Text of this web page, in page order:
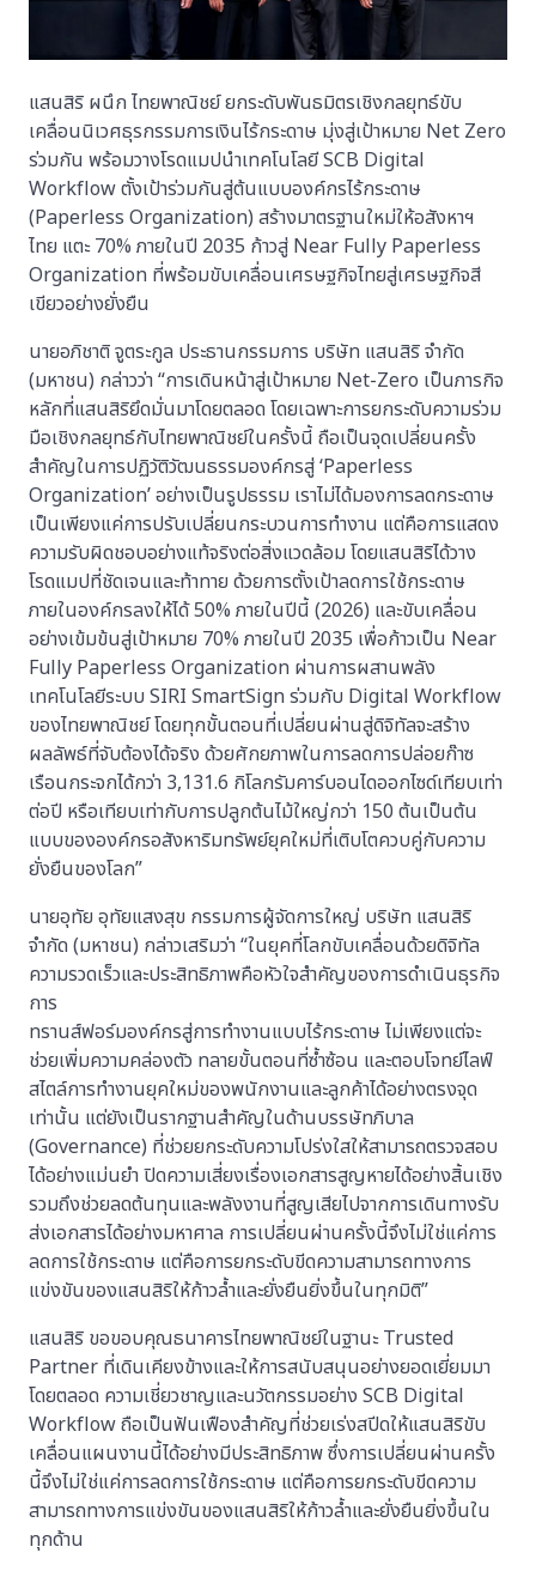
แสนสิริ ผนึก ไทยพาณิชย์ ยกระดับพันธมิตรเชิงกลยุทธ์ขับ
เคลื่อนนิเวศธุรกรรมการเงินไร้กระดาษ มุ่งสู่เป้าหมาย Net Zero
ร่วมกัน พร้อมวางโรดแมปนำเทคโนโลยี SCB Digital
Workflow ตั้งเป้าร่วมกันสู่ต้นแบบองค์กรไร้กระดาษ
(Paperless Organization) สร้างมาตรฐานใหม่ให้อสังหาฯ
ไทย แตะ 70% ภายในปี 2035 ก้าวสู่ Near Fully Paperless
Organization ที่พร้อมขับเคลื่อนเศรษฐกิจไทยสู่เศรษฐกิจสี
เขียวอย่างยั่งยืน
นายอภิชาติ จูตระกูล ประธานกรรมการ บริษัท แสนสิริ จำกัด
(มหาชน) กล่าวว่า “การเดินหน้าสู่เป้าหมาย Net-Zero เป็นภารกิจ
หลักที่แสนสิริยึดมั่นมาโดยตลอด โดยเฉพาะการยกระดับความร่วม
มือเชิงกลยุทธ์กับไทยพาณิชย์ในครั้งนี้ ถือเป็นจุดเปลี่ยนครั้ง
สำคัญในการปฏิวัติวัฒนธรรมองค์กรสู่ ‘Paperless
Organization’ อย่างเป็นรูปธรรม เราไม่ได้มองการลดกระดาษ
เป็นเพียงแค่การปรับเปลี่ยนกระบวนการทำงาน แต่คือการแสดง
ความรับผิดชอบอย่างแท้จริงต่อสิ่งแวดล้อม โดยแสนสิริได้วาง
โรดแมปที่ชัดเจนและท้าทาย ด้วยการตั้งเป้าลดการใช้กระดาษ
ภายในองค์กรลงให้ได้ 50% ภายในปีนี้ (2026) และขับเคลื่อน
อย่างเข้มข้นสู่เป้าหมาย 70% ภายในปี 2035 เพื่อก้าวเป็น Near
Fully Paperless Organization ผ่านการผสานพลัง
เทคโนโลยีระบบ SIRI SmartSign ร่วมกับ Digital Workflow
ของไทยพาณิชย์ โดยทุกขั้นตอนที่เปลี่ยนผ่านสู่ดิจิทัลจะสร้าง
ผลลัพธ์ที่จับต้องได้จริง ด้วยศักยภาพในการลดการปล่อยก๊าซ
เรือนกระจกได้กว่า 3,131.6 กิโลกรัมคาร์บอนไดออกไซด์เทียบเท่า
ต่อปี หรือเทียบเท่ากับการปลูกต้นไม้ใหญ่กว่า 150 ต้นเป็นต้น
แบบขององค์กรอสังหาริมทรัพย์ยุคใหม่ที่เติบโตควบคู่กับความ
ยั่งยืนของโลก”
นายอุทัย อุทัยแสงสุข กรรมการผู้จัดการใหญ่ บริษัท แสนสิริ
จำกัด (มหาชน) กล่าวเสริมว่า “ในยุคที่โลกขับเคลื่อนด้วยดิจิทัล
ความรวดเร็วและประสิทธิภาพคือหัวใจสำคัญของการดำเนินธุรกิจ
การ
ทรานส์ฟอร์มองค์กรสู่การทำงานแบบไร้กระดาษ ไม่เพียงแต่จะ
ช่วยเพิ่มความคล่องตัว ทลายขั้นตอนที่ซ้ำซ้อน และตอบโจทย์ไลฟ์
สไตล์การทำงานยุคใหม่ของพนักงานและลูกค้าได้อย่างตรงจุด
เท่านั้น แต่ยังเป็นรากฐานสำคัญในด้านบรรษัทภิบาล
(Governance) ที่ช่วยยกระดับความโปร่งใสให้สามารถตรวจสอบ
ได้อย่างแม่นยำ ปิดความเสี่ยงเรื่องเอกสารสูญหายได้อย่างสิ้นเชิง
รวมถึงช่วยลดต้นทุนและพลังงานที่สูญเสียไปจากการเดินทางรับ
ส่งเอกสารได้อย่างมหาศาล การเปลี่ยนผ่านครั้งนี้จึงไม่ใช่แค่การ
ลดการใช้กระดาษ แต่คือการยกระดับขีดความสามารถทางการ
แข่งขันของแสนสิริให้ก้าวล้ำและยั่งยืนยิ่งขึ้นในทุกมิติ”
แสนสิริ ขอขอบคุณธนาคารไทยพาณิชย์ในฐานะ Trusted
Partner ที่เดินเคียงข้างและให้การสนับสนุนอย่างยอดเยี่ยมมา
โดยตลอด ความเชี่ยวชาญและนวัตกรรมอย่าง SCB Digital
Workflow ถือเป็นฟันเฟืองสำคัญที่ช่วยเร่งสปีดให้แสนสิริขับ
เคลื่อนแผนงานนี้ได้อย่างมีประสิทธิภาพ ซึ่งการเปลี่ยนผ่านครั้ง
นี้จึงไม่ใช่แค่การลดการใช้กระดาษ แต่คือการยกระดับขีดความ
สามารถทางการแข่งขันของแสนสิริให้ก้าวล้ำและยั่งยืนยิ่งขึ้นใน
ทุกด้าน